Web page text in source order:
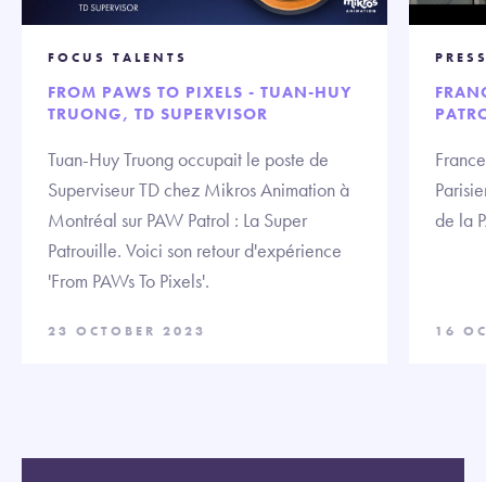
FOCUS TALENTS
FROM PAWS TO PIXELS - TUAN-HUY
TRUONG, TD SUPERVISOR
Tuan-Huy Truong occupait le poste de
Superviseur TD chez Mikros Animation à
Montréal sur PAW Patrol : La Super
Patrouille. Voici son retour d'expérience
'From PAWs To Pixels'.
23 OCTOBER 2023
de la
16